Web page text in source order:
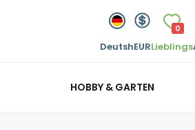
DeutshEUR
0
Lieblings
HOBBY & GARTEN